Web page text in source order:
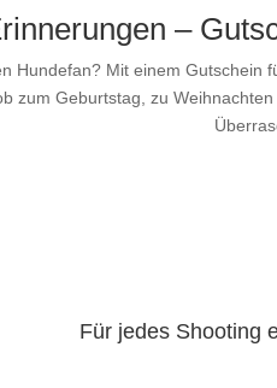
–
Hundefan? Mit einem
zum Geburtstag, zu
Für jedes Shooting